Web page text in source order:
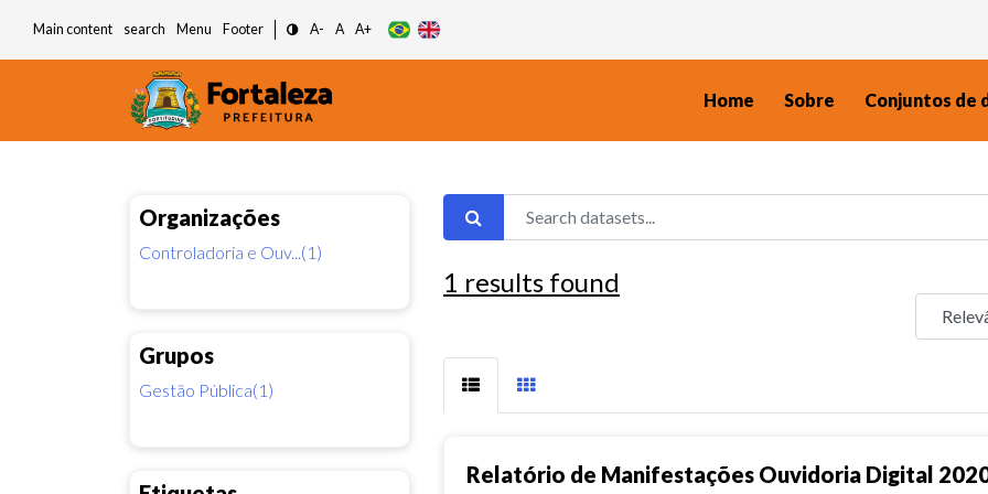
Main content search Menu Footer A- A A+
Home Sobre Conjuntos de
Organizações
Controladoria e Ouv...(1)
Grupos
Gestão Pública(1)
1 results found
Relatório de Manifestações Ouvidoria Digital